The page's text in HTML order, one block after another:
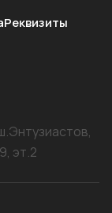
Реквизиты
эт.2